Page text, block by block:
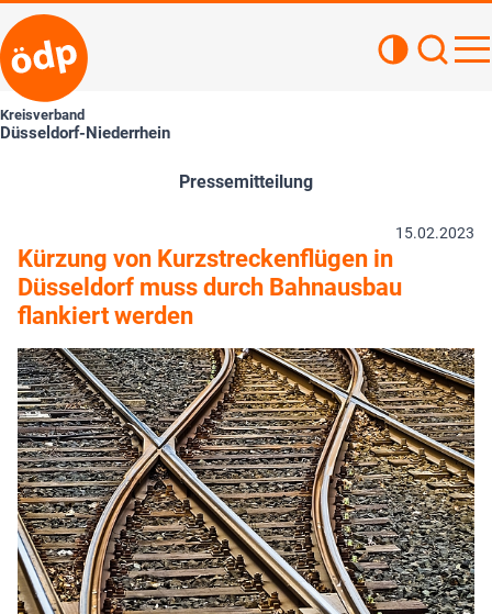
Kreisverband
Düsseldorf-Niederrhein
Pressemitteilung
15.02.2023
Kürzung von Kurzstreckenflügen in
Düsseldorf muss durch Bahnausbau
flankiert werden